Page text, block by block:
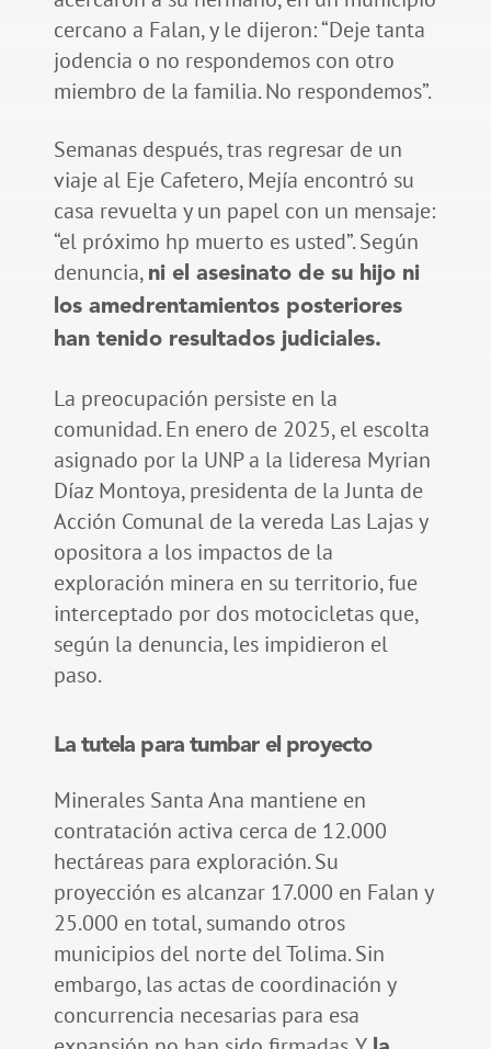
cercano a Falan, y le dijeron: “Deje tanta
jodencia o no respondemos con otro
miembro de la familia. No respondemos”.
Semanas después, tras regresar de un
viaje al Eje Cafetero, Mejía encontró su
casa revuelta y un papel con un mensaje:
“el próximo hp muerto es usted”. Según
denuncia, ni el asesinato de su hijo ni
los amedrentamientos posteriores
han tenido resultados judiciales.
La preocupación persiste en la
comunidad. En enero de 2025, el escolta
asignado por la UNP a la lideresa Myrian
Díaz Montoya, presidenta de la Junta de
Acción Comunal de la vereda Las Lajas y
opositora a los impactos de la
exploración minera en su territorio, fue
interceptado por dos motocicletas que,
según la denuncia, les impidieron el
paso.
La tutela para tumbar el proyecto
Minerales Santa Ana mantiene en
contratación activa cerca de 12.000
hectáreas para exploración. Su
proyección es alcanzar 17.000 en Falan y
25.000 en total, sumando otros
municipios del norte del Tolima. Sin
embargo, las actas de coordinación y
concurrencia necesarias para esa